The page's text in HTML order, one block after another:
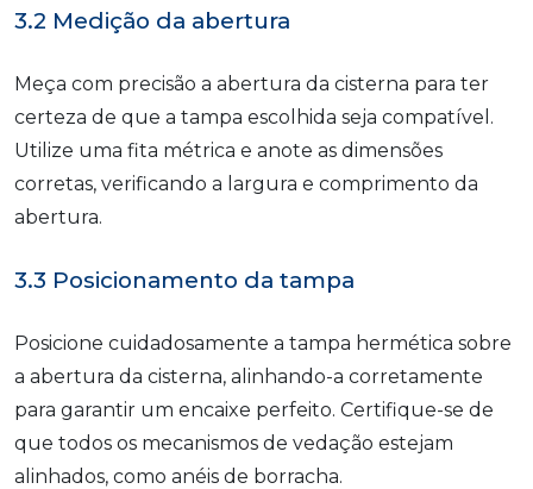
3.2 Medição da abertura
Meça com precisão a abertura da cisterna para ter
certeza de que a tampa escolhida seja compatível.
Utilize uma fita métrica e anote as dimensões
corretas, verificando a largura e comprimento da
abertura.
3.3 Posicionamento da tampa
Posicione cuidadosamente a tampa hermética sobre
a abertura da cisterna, alinhando-a corretamente
para garantir um encaixe perfeito. Certifique-se de
que todos os mecanismos de vedação estejam
alinhados, como anéis de borracha.